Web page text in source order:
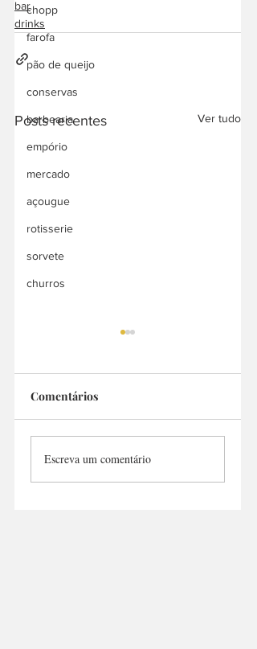
chopp
farofa
pão de queijo
conservas
barbearia
empório
mercado
açougue
rotisserie
sorvete
churros
bar
drinks
Posts recentes Ver tudo
Bar
Comentários
Escreva um comentário